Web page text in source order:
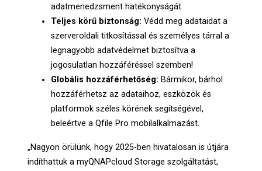
adatmenedzsment hatékonyságát.
Teljes körű biztonság: Védd meg adataidat a
szerveroldali titkosítással és személyes tárral a
legnagyobb adatvédelmet biztosítva a
jogosulatlan hozzáféréssel szemben!
Globális hozzáférhetőség: Bármikor, bárhol
hozzáférhetsz az adataihoz, eszközök és
platformok széles körének segítségével,
beleértve a Qfile Pro mobilalkalmazást.
„Nagyon örülünk, hogy 2025-ben hivatalosan is útjára
indíthattuk a myQNAPcloud Storage szolgáltatást,